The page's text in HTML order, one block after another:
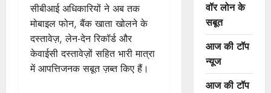
सीबीआई अधिकारियों ने अब तक
मोबाइल फोन, बैंक खाता खोलने के
दस्तावेज़, लेन-देन रिकॉर्ड और
केवाईसी दस्तावेज़ों सहित भारी मात्रा
में आपत्तिजनक सबूत ज़ब्त किए हैं।
वॉर लोन के
सबूत
आज की टॉप
न्यूज
आज की टॉप